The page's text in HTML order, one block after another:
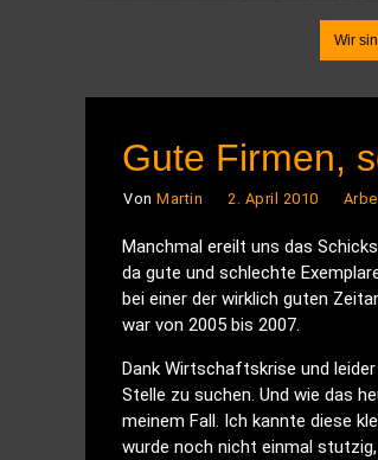
Wir
Gute Firmen,
Von Martin 2. April 2010
Manchmal ereilt uns das
da gute und schlechte
bei einer der wirklich guten
war von 2005 bis 2007.
Dank Wirtschaftskrise und
Stelle zu suchen. Und wie das
meinem Fall. Ich kannte diese
wurde noch nicht einmal